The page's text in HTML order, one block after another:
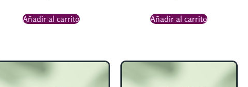
Añadir al carrito Añadir al carrito